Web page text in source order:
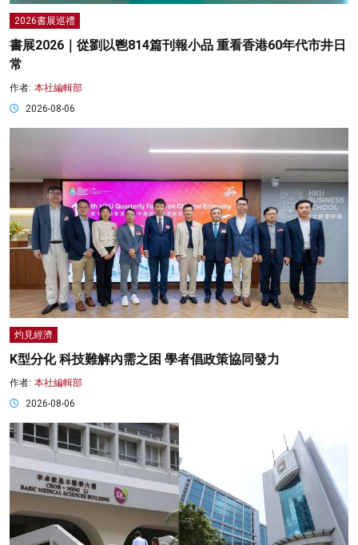
2026書展巡禮
書展2026｜從劉以鬯814篇刊報小品 重看香港60年代市井日
常
作者: 本社編輯部
2026-08-06
灼見經濟
K型分化 科技難解內需之困 學者倡政策協同發力
作者: 本社編輯部
2026-08-06